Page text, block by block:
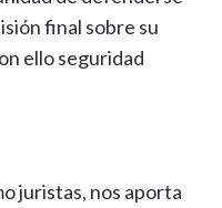
final sobre su
ello seguridad
juristas, nos aporta